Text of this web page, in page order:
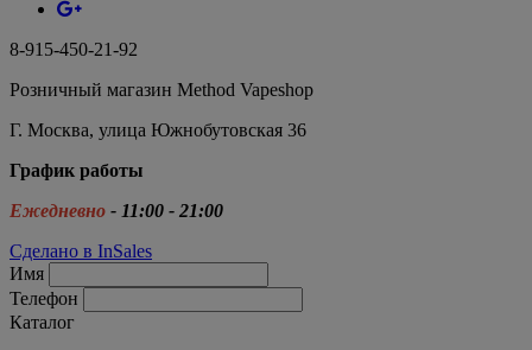
8-915-450-21-92
Розничный магазин Method Vapeshop
Г. Москва, улица Южнобутовская 36
График работы
Ежедневно - 11:00 - 21:00
Сделано в InSales
Имя
Телефон
Каталог